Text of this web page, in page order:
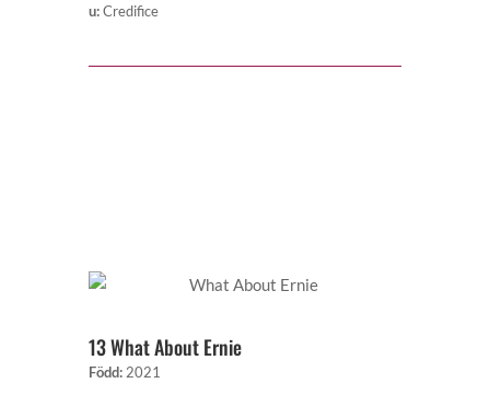
u:Credifice
13 What About Ernie
Född: 2021